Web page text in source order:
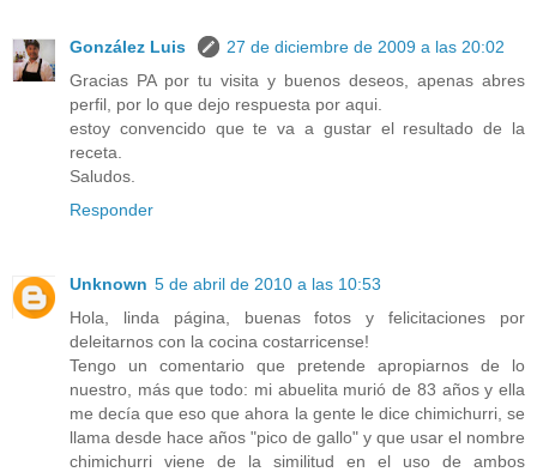
González Luis
27 de diciembre de 2009 a las 20:02
Gracias PA por tu visita y buenos deseos, apenas abres
perfil, por lo que dejo respuesta por aqui.
estoy convencido que te va a gustar el resultado de la
receta.
Saludos.
Responder
Unknown 5 de abril de 2010 a las 10:53
Hola, linda página, buenas fotos y felicitaciones por
deleitarnos con la cocina costarricense!
Tengo un comentario que pretende apropiarnos de lo
nuestro, más que todo: mi abuelita murió de 83 años y ella
me decía que eso que ahora la gente le dice chimichurri, se
llama desde hace años "pico de gallo" y que usar el nombre
chimichurri viene de la similitud en el uso de ambos